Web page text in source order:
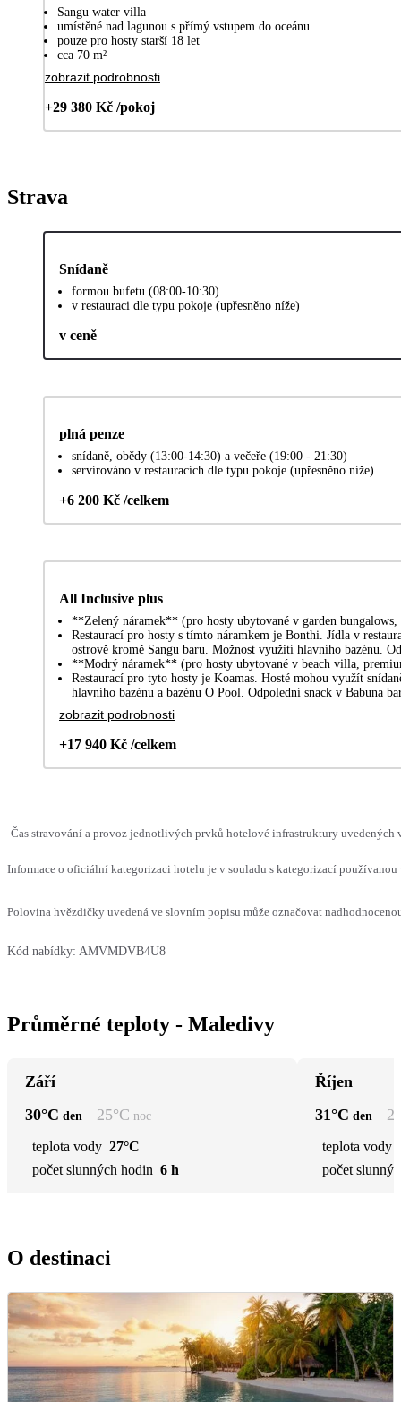
Sangu water villa
umístěné nad lagunou s přímý vstupem do oceánu
pouze pro hosty starší 18 let
cca 70 m²
zobrazit podrobnosti
+29 380 Kč /pokoj
Strava
Snídaně
formou bufetu (08:00-10:30)
v restauraci dle typu pokoje (upřesněno níže)
v ceně
plná penze
snídaně, obědy (13:00-14:30) a večeře (19:00 - 21:30)
servírováno v restauracích dle typu pokoje (upřesněno níže)
+6 200 Kč /celkem
All Inclusive plus
**Zelený náramek** (pro hosty ubytované v garden bungalows,
Restaurací pro hosty s tímto náramkem je Bonthi. Jídla v
ostrově kromě Sangu baru. Možnost využití hlavního bazénu.
**Modrý náramek** (pro hosty ubytované v beach villa,
Restaurací pro tyto hosty je Koamas. Hosté mohou využít
hlavního bazénu a bazénu O Pool. Odpolední snack v Babuna
zobrazit podrobnosti
+17 940 Kč /celkem
Čas stravování a provoz jednotlivých prvků hotelové infrastruktury uvedených
Informace o oficiální kategorizaci hotelu je v souladu s kategorizací
Polovina hvězdičky uvedená ve slovním popisu může označovat
Kód nabídky: AMVMDVB4U8
Průměrné teploty - Maledivy
Září
30°C den 25°C noc
teplota vody 27°C
počet slunných hodin 6 h
Říjen
31°C den
teplota vody
počet
O destinaci